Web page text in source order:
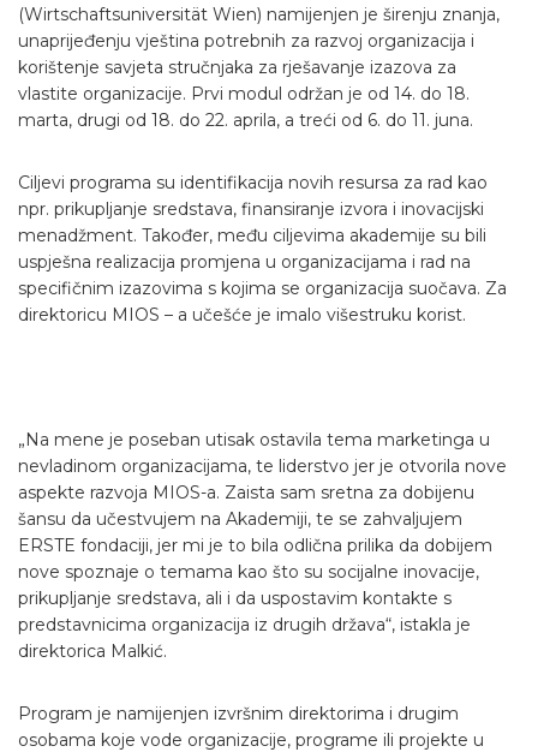
(Wirtschaftsuniversität Wien) namijenjen je širenju znanja,
unaprijeđenju vještina potrebnih za razvoj organizacija i
korištenje savjeta stručnjaka za rješavanje izazova za
vlastite organizacije. Prvi modul održan je od 14. do 18.
marta, drugi od 18. do 22. aprila, a treći od 6. do 11. juna.
Ciljevi programa su identifikacija novih resursa za rad kao
npr. prikupljanje sredstava, finansiranje izvora i inovacijski
menadžment. Također, među ciljevima akademije su bili
uspješna realizacija promjena u organizacijama i rad na
specifičnim izazovima s kojima se organizacija suočava. Za
direktoricu MIOS – a učešće je imalo višestruku korist.
„Na mene je poseban utisak ostavila tema marketinga u
nevladinom organizacijama, te liderstvo jer je otvorila nove
aspekte razvoja MIOS-a. Zaista sam sretna za dobijenu
šansu da učestvujem na Akademiji, te se zahvaljujem
ERSTE fondaciji, jer mi je to bila odlična prilika da dobijem
nove spoznaje o temama kao što su socijalne inovacije,
prikupljanje sredstava, ali i da uspostavim kontakte s
predstavnicima organizacija iz drugih država“, istakla je
direktorica Malkić.
Program je namijenjen izvršnim direktorima i drugim
osobama koje vode organizacije, programe ili projekte u